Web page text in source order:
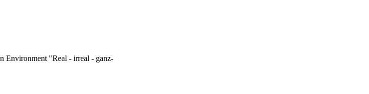
Environment "Real - irreal - ganz-